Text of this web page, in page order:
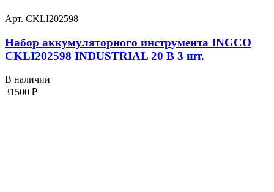
Арт. CKLI202598
Набор аккумуляторного инструмента INGCO
CKLI202598 INDUSTRIAL 20 В 3 шт.
В наличии
31500 ₽